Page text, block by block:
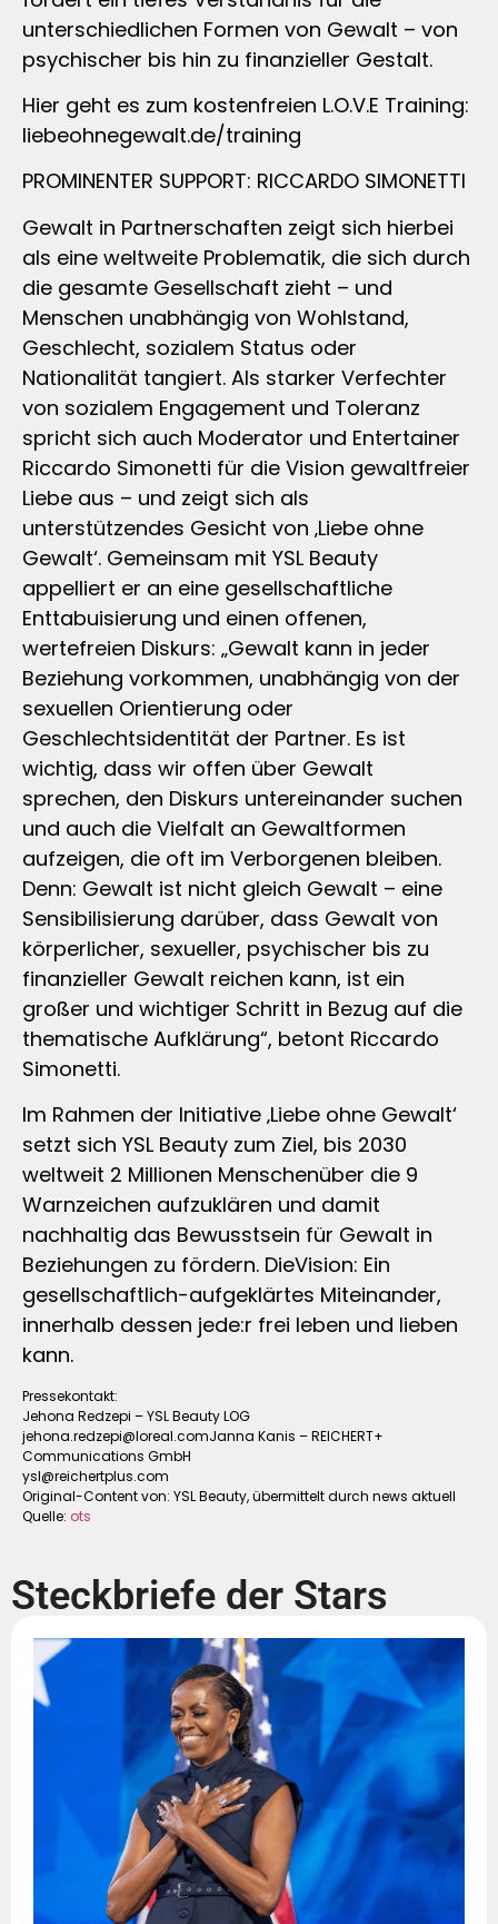
unterschiedlichen Formen von Gewalt – von
psychischer bis hin zu finanzieller Gestalt.
Hier geht es zum kostenfreien L.O.V.E Training:
liebeohnegewalt.de/training
PROMINENTER SUPPORT: RICCARDO SIMONETTI
Gewalt in Partnerschaften zeigt sich hierbei
als eine weltweite Problematik, die sich durch
die gesamte Gesellschaft zieht – und
Menschen unabhängig von Wohlstand,
Geschlecht, sozialem Status oder
Nationalität tangiert. Als starker Verfechter
von sozialem Engagement und Toleranz
spricht sich auch Moderator und Entertainer
Riccardo Simonetti für die Vision gewaltfreier
Liebe aus – und zeigt sich als
unterstützendes Gesicht von ‚Liebe ohne
Gewalt‘. Gemeinsam mit YSL Beauty
appelliert er an eine gesellschaftliche
Enttabuisierung und einen offenen,
wertefreien Diskurs: „Gewalt kann in jeder
Beziehung vorkommen, unabhängig von der
sexuellen Orientierung oder
Geschlechtsidentität der Partner. Es ist
wichtig, dass wir offen über Gewalt
sprechen, den Diskurs untereinander suchen
und auch die Vielfalt an Gewaltformen
aufzeigen, die oft im Verborgenen bleiben.
Denn: Gewalt ist nicht gleich Gewalt – eine
Sensibilisierung darüber, dass Gewalt von
körperlicher, sexueller, psychischer bis zu
finanzieller Gewalt reichen kann, ist ein
großer und wichtiger Schritt in Bezug auf die
thematische Aufklärung“, betont Riccardo
Simonetti.
Im Rahmen der Initiative ‚Liebe ohne Gewalt‘
setzt sich YSL Beauty zum Ziel, bis 2030
weltweit 2 Millionen Menschenüber die 9
Warnzeichen aufzuklären und damit
nachhaltig das Bewusstsein für Gewalt in
Beziehungen zu fördern. DieVision: Ein
gesellschaftlich-aufgeklärtes Miteinander,
innerhalb dessen jede:r frei leben und lieben
kann.
Pressekontakt:
Jehona Redzepi – YSL Beauty LOG
jehona.redzepi@loreal.comJanna Kanis – REICHERT+
Communications GmbH
ysl@reichertplus.com
Original-Content von: YSL Beauty, übermittelt durch news aktuell
Quelle: ots
Steckbriefe der Stars